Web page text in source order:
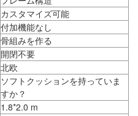
カスタマイズ可能
付加機能なし
骨組みを作る
開閉不要
北欧
ソフトクッションを持っていま
すか？
1.8*2.0 m